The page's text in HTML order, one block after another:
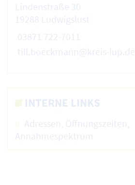
Lindenstraße 30
19288 Ludwigslust
03871 722-7011
till.boeckmann@kreis-lup.de
INTERNE LINKS
Adressen, Öffnungszeiten,
Annahmespektrum